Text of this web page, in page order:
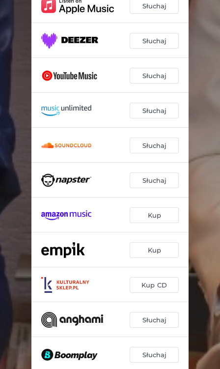
Zaczniemy od zera 04:02
Bankiet 04:02
02:12
04:15
Idzie zima 03:45
Słuchaj
Słuchaj
Słuchaj
Słuchaj
Słuchaj
Słuchaj
Kup
Kup
Kup CD
Słuchaj
Słuchaj